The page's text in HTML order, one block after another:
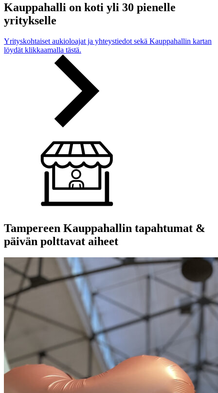
Kauppahalli on koti yli 30 pienelle
yritykselle
Yrityskohtaiset aukioloajat ja yhteystiedot sekä Kauppahallin kartan
löydät klikkaamalla tästä.
Tampereen Kauppahallin tapahtumat &
päivän polttavat aiheet